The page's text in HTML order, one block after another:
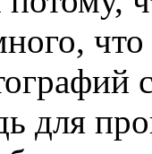
для